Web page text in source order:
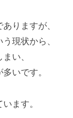
りますが、
現状から、
い、
いです。
ます。